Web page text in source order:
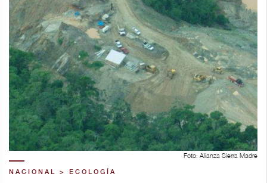
Foto: Alianza Sierra Madre
NACIONAL > ECOLOGÍA